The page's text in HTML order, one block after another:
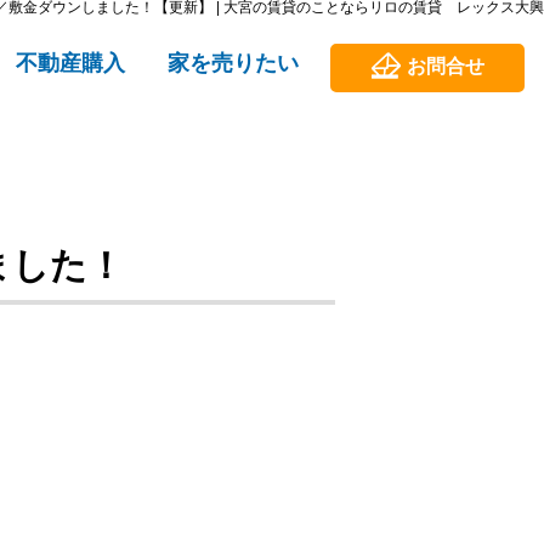
敷金ダウンしました！【更新】 | 大宮の賃貸のことならリロの賃貸 レックス大興
不動産購入 家を売りたい お問合せ
た！